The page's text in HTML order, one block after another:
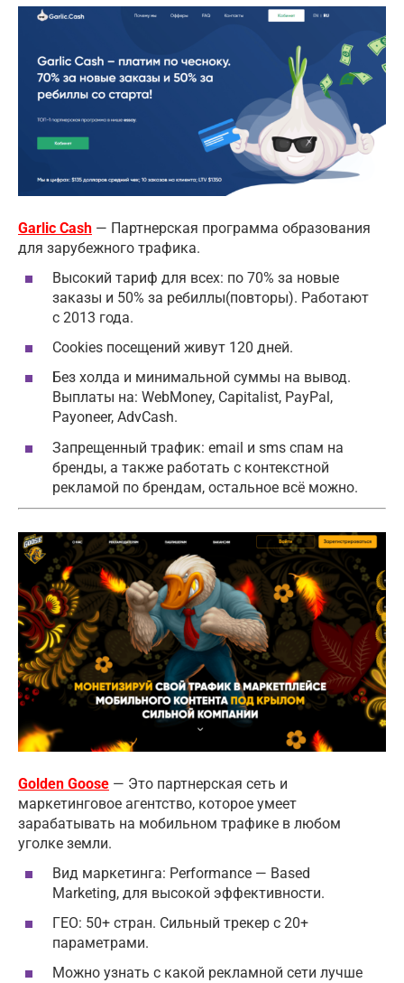
Garlic Cash — Партнерская программа образования
для зарубежного трафика.
Высокий тариф для всех: по 70% за новые
заказы и 50% за ребиллы(повторы). Работают
с 2013 года.
Cookies посещений живут 120 дней.
Без холда и минимальной суммы на вывод.
Выплаты на: WebMoney, Capitalist, PayPal,
Payoneer, AdvСash.
Запрещенный трафик: email и sms спам на
бренды, а также работать с контекстной
рекламой по брендам, остальное всё можно.
Golden Goose — Это партнерская сеть и
маркетинговое агентство, которое умеет
зарабатывать на мобильном трафике в любом
уголке земли.
Вид маркетинга: Performance — Based
Marketing, для высокой эффективности.
ГЕО: 50+ стран. Сильный трекер с 20+
параметрами.
Можно узнать с какой рекламной сети лучше